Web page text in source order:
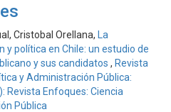
Cristobal Orellana,
La
y política en Chile: un estudio de
y sus candidatos , Revista
y Administración Pública:
Revista Enfoques: Ciencia
Pública